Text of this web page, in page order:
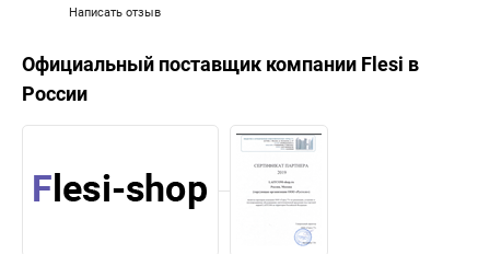
Написать отзыв
Официальный поставщик компании Flesi в
России